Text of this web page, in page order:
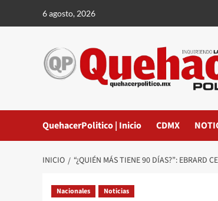
6 agosto, 2026
QuehacerPolitico | Inicio CDMX
INICIO “¿QUIÉN MÁS TIENE 90 DÍAS?”: EBRARD
Nacionales Noticias